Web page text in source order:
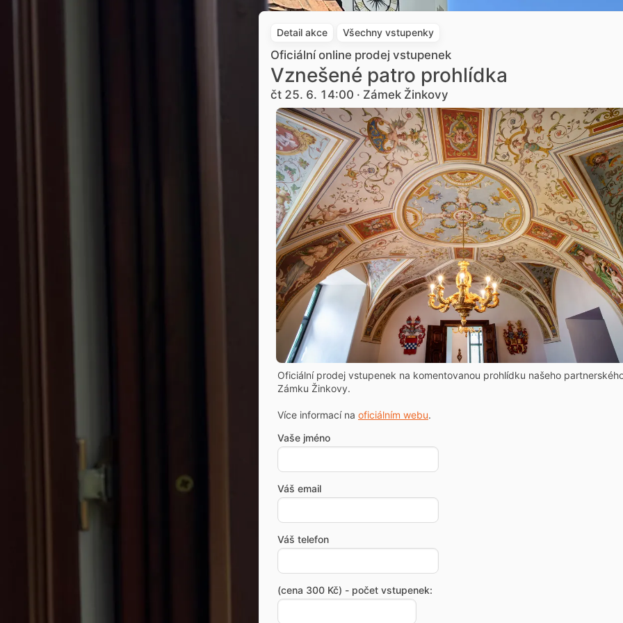
Detail akce Všechny vstupenky
Oficiální online prodej vstupenek
Vznešené patro prohlídka
čt 25. 6. 14:00 · Zámek Žinkovy
Oficiální prodej vstupenek na komentovanou prohlídku našeho
Zámku Žinkovy.
Více informací na oficiálním webu.
Vaše jméno
Váš email
Váš telefon
(cena 300 Kč) - počet vstupenek: